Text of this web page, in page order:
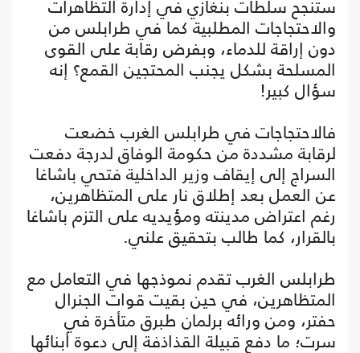
ستنجح سلطات بنغازي في إدارة التظاهرات
والاحتجاجات المطلبية كما في طرابلس من
دون إراقة للدماء، وبفرض رقابة على القوى
المسلحة بشكل يجنب المحتجين القمع؟ إنه
سؤال كبير!
فالاحتجاجات في طرابلس الغرب خضعت
لرقابة مشددة من حكومة الوفاق لدرجة دفعت
السراج إلى إيقاف وزير الداخلية فتحي باشاغا
عن العمل بعد إطلاق نار على المتظاهرين،
رغم اعتراض مدينته ومؤيديه على التزم باشاغا
بالقرار، كما طالب بتحقيق علني.
طرابلس الغرب تقدم نموذجها في التعامل مع
المتظاهرين، في حين بقيت قوات الجنرال
حفتر، ومن ورائه برلمان طبرق متأخرة في
سرت؛ ما دفع قبيلة القذاذفة إلى دعوة أبنائها